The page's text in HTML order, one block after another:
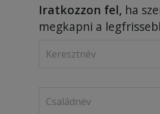
Iratkozzon fel, ha
megkapni a